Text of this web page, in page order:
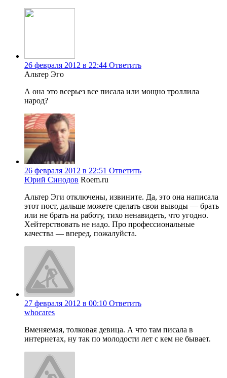
26 февраля 2012 в 22:44 Ответить
Альтер Эго
А она это всерьез все писала или мощно троллила
народ?
26 февраля 2012 в 22:51 Ответить
Юрий Синодов Roem.ru
Альтер Эги отключены, извините. Да, это она написала
этот пост, дальше можете сделать свои выводы — брать
или не брать на работу, тихо ненавидеть, что угодно.
Хейтерствовать не надо. Про профессиональные
качества — вперед, пожалуйста.
27 февраля 2012 в 00:10 Ответить
whocares
Вменяемая, толковая девица. А что там писала в
интернетах, ну так по молодости лет с кем не бывает.